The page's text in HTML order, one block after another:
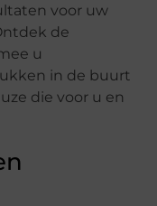
voor uw
de
u
in de buurt
die voor u en